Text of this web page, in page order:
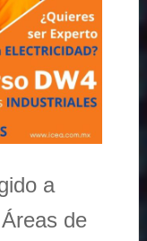
a
de